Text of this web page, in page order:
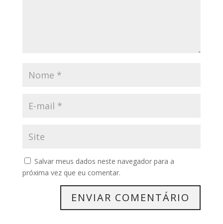
Salvar meus dados neste navegador para a
próxima vez que eu comentar.